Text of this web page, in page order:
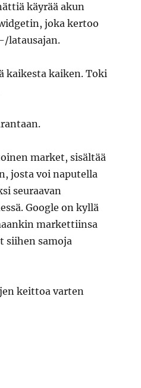
käyrää akun
joka kertoo
latausajan.
kaikesta kaiken. Toki
market, sisältää
josta voi naputella
seuraavan
Google on kyllä
markettiinsa
siihen samoja
keittoa varten